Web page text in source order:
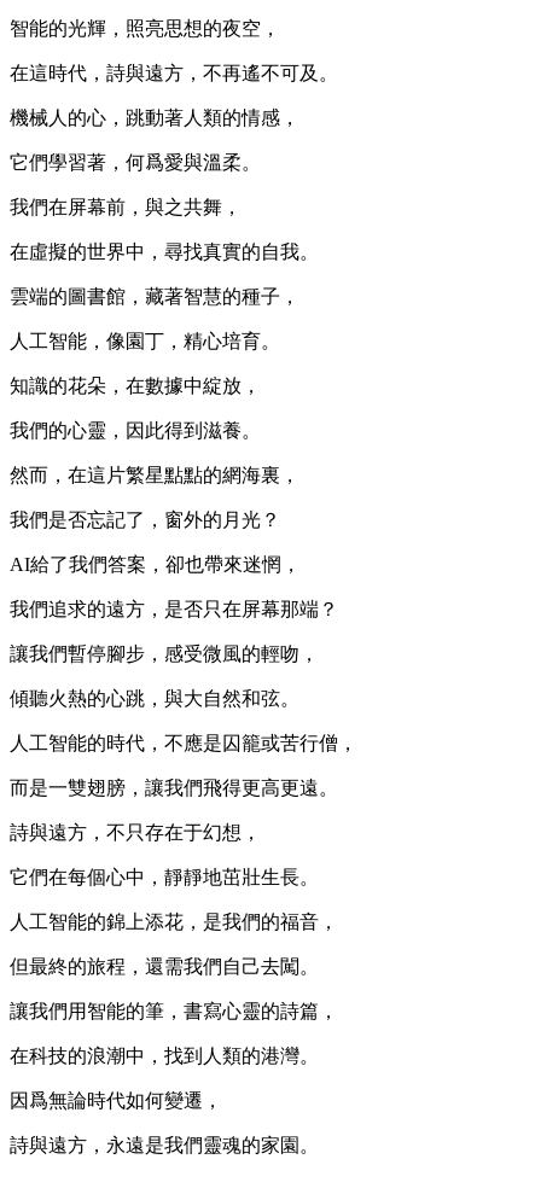
智能的光輝，照亮思想的夜空，
在這時代，詩與遠方，不再遙不可及。
機械人的心，跳動著人類的情感，
它們學習著，何爲愛與溫柔。
我們在屏幕前，與之共舞，
在虛擬的世界中，尋找真實的自我。
雲端的圖書館，藏著智慧的種子，
人工智能，像園丁，精心培育。
知識的花朵，在數據中綻放，
我們的心靈，因此得到滋養。
然而，在這片繁星點點的網海裏，
我們是否忘記了，窗外的月光？
AI給了我們答案，卻也帶來迷惘，
我們追求的遠方，是否只在屏幕那端？
讓我們暫停腳步，感受微風的輕吻，
傾聽火熱的心跳，與大自然和弦。
人工智能的時代，不應是囚籠或苦行僧，
而是一雙翅膀，讓我們飛得更高更遠。
詩與遠方，不只存在于幻想，
它們在每個心中，靜靜地茁壯生長。
人工智能的錦上添花，是我們的福音，
但最終的旅程，還需我們自己去闖。
讓我們用智能的筆，書寫心靈的詩篇，
在科技的浪潮中，找到人類的港灣。
因爲無論時代如何變遷，
詩與遠方，永遠是我們靈魂的家園。